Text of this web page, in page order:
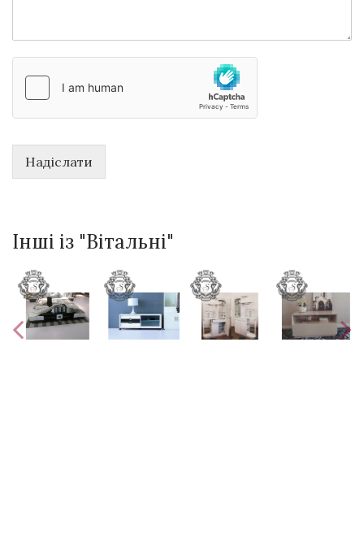
Надіслати
Інші із "Вітальні"